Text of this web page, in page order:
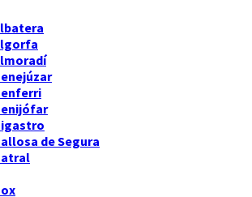
de Segura